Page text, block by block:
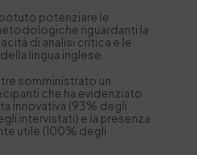
potenziare le
riguardanti la
di analisi critica e le
lingua inglese.
somministrato un
che ha evidenziato
innovativa (93% degli
intervistati) e la presenza
utile (100% degli